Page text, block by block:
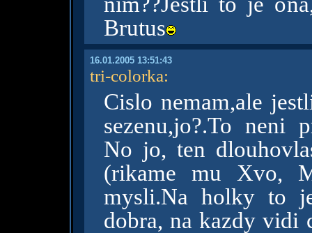
Brutus
16.01.2005 13:51:43
tri-colorka:
Cislo nemam,ale
sezenu,jo?.To neni
No jo, ten
(rikame mu Xvo,
mysli.Na holky to
dobra, na kazdy vidi